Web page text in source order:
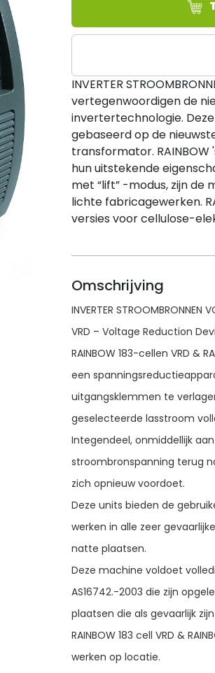
INVERTER
vertegenwoordigen de
invertertechnologie.
gebaseerd op de
transformator.
hun uitstekende
met “lift” -modus, zijn de
lichte fabricagewerken.
versies voor cellulose-
Omschrijving
INVERTER STROOMBRONNEN
VRD – Voltage Reduction
RAINBOW 183-cellen VRD &
een
uitgangsklemmen te
geselecteerde lasstroom
Integendeel, onmiddellijk
stroombronspanning terug
zich opnieuw voordoet.
Deze units bieden de
werken in alle zeer
natte plaatsen.
Deze machine voldoet
AS16742.-2003 die zijn
plaatsen die als gevaarlijk
RAINBOW 183 cell VRD &
werken op locatie.